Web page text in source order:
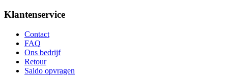
Klantenservice
Contact
FAQ
Ons bedrijf
Retour
Saldo opvragen